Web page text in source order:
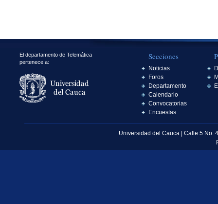
El departamento de Telemática
pertenece a:
Secciones
Noticias
Foros
Departamento
Calendario
Convocatorias
Encuestas
Universidad del Cauca | Calle 5 No.